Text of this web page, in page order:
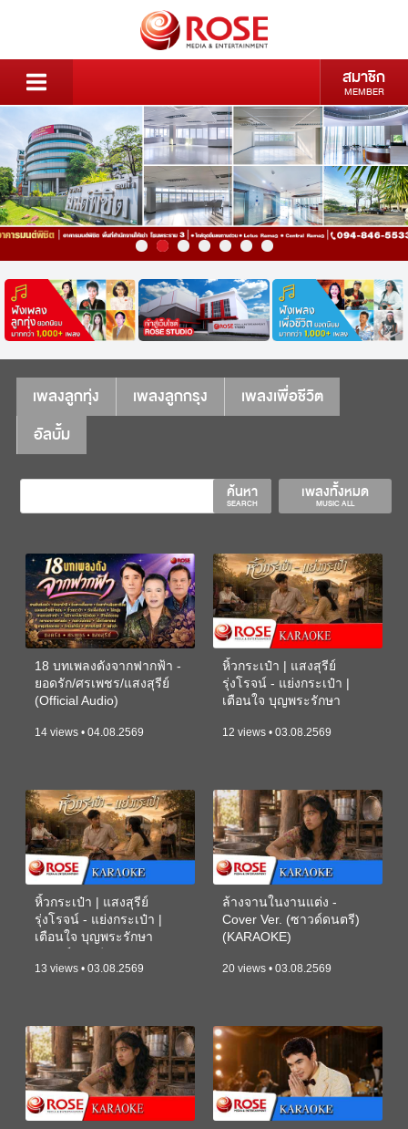
สมาชิก
MEMBER
เพลงลูกทุ่ง เพลงลูกกรุง
เพลงเพื่อชีวิต
อัลบั้ม
เพลงทั้งหมด
MUSIC ALL
ค้นหา
SEARCH
18 บทเพลงดังจากฟากฟ้า -
ยอดรัก/ศรเพชร/แสงสุรีย์
(Official Audio)
14 views • 04.08.2569
หิ้วกระเป๋า | แสงสุรีย์
รุ่งโรจน์ - แย่งกระเป๋า |
เตือนใจ บุญพระรักษา
12 views • 03.08.2569
หิ้วกระเป๋า | แสงสุรีย์
รุ่งโรจน์ - แย่งกระเป๋า |
เตือนใจ บุญพระรักษา
13 views • 03.08.2569
ล้างจานในงานแต่ง -
Cover Ver. (ซาวด์ดนตรี)
(KARAOKE)
20 views • 03.08.2569